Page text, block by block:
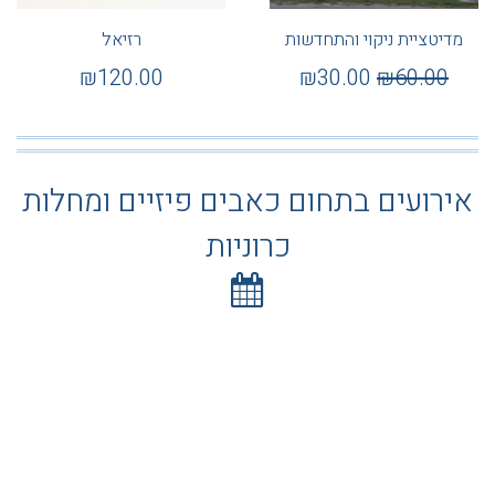
מדיטציית ניקוי והתחדשות
₪60.00
₪30.00
רזיאל
₪120.00
אירועים בתחום כאבים פיזיים ומחלות
כרוניות